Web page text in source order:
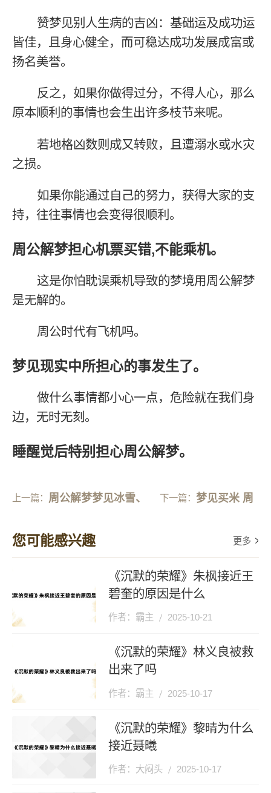
赞梦见别人生病的吉凶：基础运及成功运
皆佳，且身心健全，而可稳达成功发展成富或
扬名美誉。
反之，如果你做得过分，不得人心，那么
原本顺利的事情也会生出许多枝节来呢。
若地格凶数则成又转败，且遭溺水或水灾
之损。
如果你能通过自己的努力，获得大家的支
持，往往事情也会变得很顺利。
周公解梦担心机票买错,不能乘机。
这是你怕耽误乘机导致的梦境用周公解梦
是无解的。
周公时代有飞机吗。
梦见现实中所担心的事发生了。
做什么事情都小心一点，危险就在我们身
边，无时无刻。
睡醒觉后特别担心周公解梦。
上一篇： 周公解梦梦见冰雪、 下一篇：梦见买米 周
您可能感兴趣 更多
《沉默的荣耀》朱枫接近王
碧奎的原因是什么
作者：霸主 2025-10-21
《沉默的荣耀》林义良被救
出来了吗
作者：霸主 2025-10-17
《沉默的荣耀》黎晴为什么
接近聂曦
作者：大闷头 2025-10-17